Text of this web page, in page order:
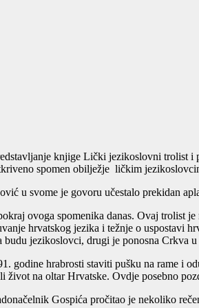
knjige Lički jezikoslovni trolist
spomen obilježje ličkim
u svome je govoru učestalo prekidan
ovoga spomenika danas. Ovaj trolist
hrvatskog jezika i težnje o uspostavi
budu jezikoslovci, drugi je ponosna Crkva
godine hrabrosti staviti pušku na rame i
život na oltar Hrvatske. Ovdje posebno
Gospića pročitao je nekoliko